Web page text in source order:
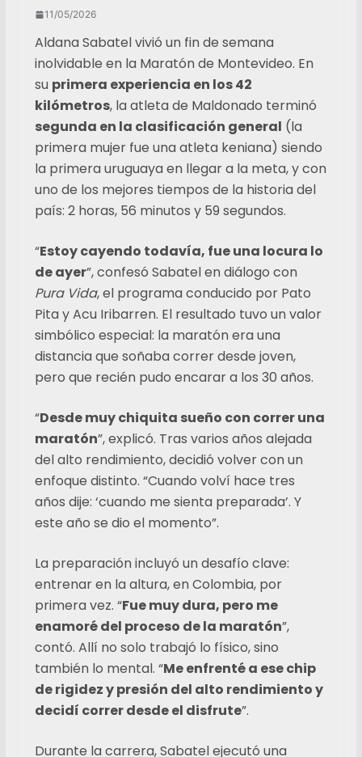
11/05/2026
Aldana Sabatel vivió un fin de semana
inolvidable en la Maratón de Montevideo. En
su primera experiencia en los 42
kilómetros, la atleta de Maldonado terminó
segunda en la clasificación general (la
primera mujer fue una atleta keniana) siendo
la primera uruguaya en llegar a la meta, y con
uno de los mejores tiempos de la historia del
país: 2 horas, 56 minutos y 59 segundos.
“Estoy cayendo todavía, fue una locura lo
de ayer”, confesó Sabatel en diálogo con
Pura Vida, el programa conducido por Pato
Pita y Acu Iribarren. El resultado tuvo un valor
simbólico especial: la maratón era una
distancia que soñaba correr desde joven,
pero que recién pudo encarar a los 30 años.
“Desde muy chiquita sueño con correr una
maratón”, explicó. Tras varios años alejada
del alto rendimiento, decidió volver con un
enfoque distinto. “Cuando volví hace tres
años dije: ‘cuando me sienta preparada’. Y
este año se dio el momento”.
La preparación incluyó un desafío clave:
entrenar en la altura, en Colombia, por
primera vez. “Fue muy dura, pero me
enamoré del proceso de la maratón”,
contó. Allí no solo trabajó lo físico, sino
también lo mental. “Me enfrenté a ese chip
de rigidez y presión del alto rendimiento y
decidí correr desde el disfrute”.
Durante la carrera, Sabatel ejecutó una